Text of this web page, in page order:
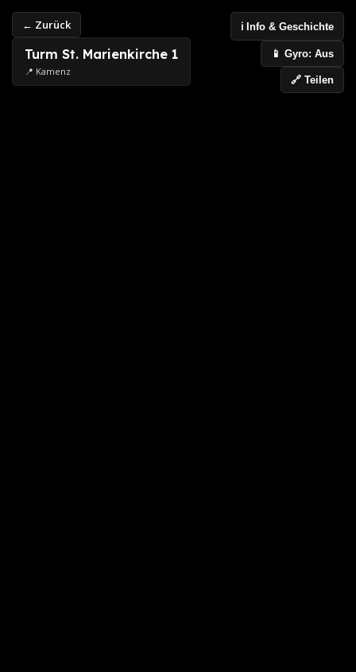
← Zurück
Turm St. Marienkirche 1
📍 Kamenz
ℹ️ Info & Geschichte
📱 Gyro: Aus
🔗 Teilen